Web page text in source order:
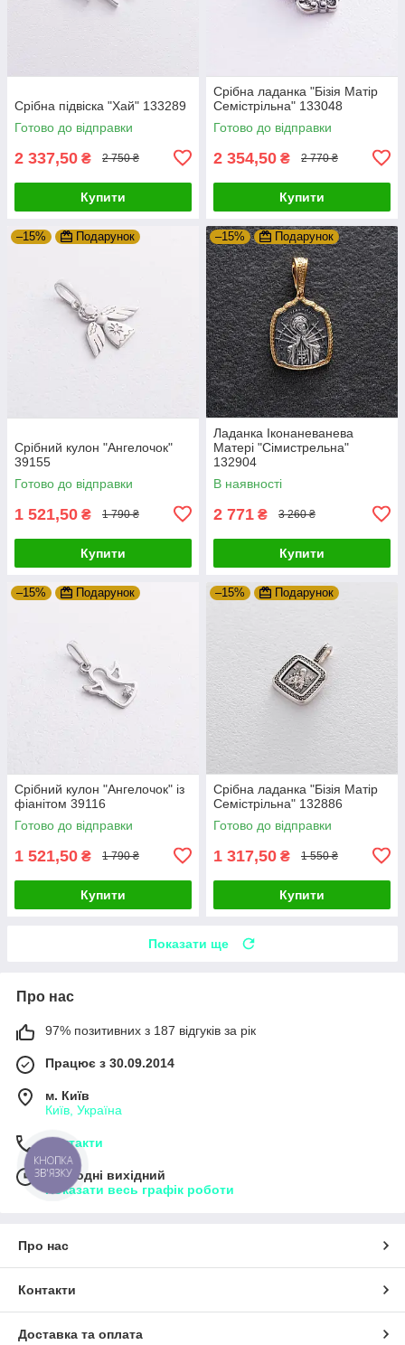
Срібна підвіска "Хай" 133289
Готово до відправки
2 337,50 ₴ 2 750 ₴
Купити
Срібна ладанка "Бізія Матір
Семістрільна" 133048
Готово до відправки
2 354,50 ₴ 2 770 ₴
Купити
–15% Подарунок
Срібний кулон "Ангелочок"
39155
Готово до відправки
1 521,50 ₴ 1 790 ₴
Купити
–15% Подарунок
Ладанка Іконаневанева
Матері "Сімистрельна"
132904
В наявності
2 771 ₴ 3 260 ₴
Купити
–15% Подарунок
Срібний кулон "Ангелочок" із
фіанітом 39116
Готово до відправки
1 521,50 ₴ 1 790 ₴
Купити
–15% Подарунок
Срібна ладанка "Бізія Матір
Семістрільна" 132886
Готово до відправки
1 317,50 ₴ 1 550 ₴
Купити
Показати ще
Про нас
97% позитивних з 187 відгуків за рік
Працює з 30.09.2014
м. Київ
Київ, Україна
Контакти
Сьогодні вихідний
Показати весь графік роботи
Про нас
Контакти
Доставка та оплата
КНОПКА
ЗВ'ЯЗКУ